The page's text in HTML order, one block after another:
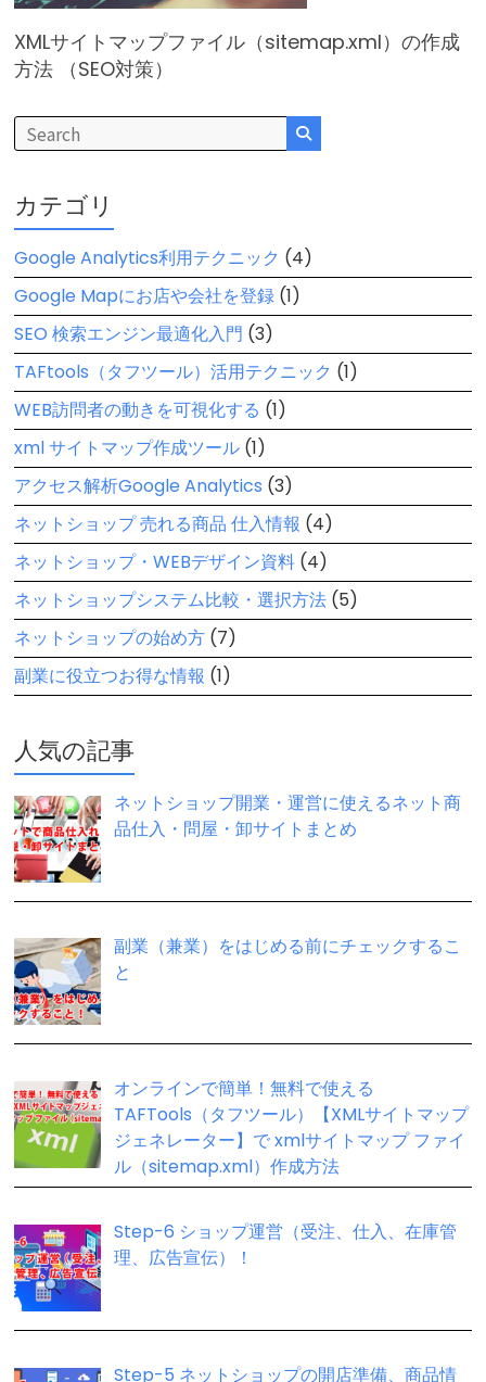
XMLサイトマップファイル（sitemap.xml）の作成
方法 （SEO対策）
カテゴリ
Google Analytics利用テクニック (4)
Google Mapにお店や会社を登録 (1)
SEO 検索エンジン最適化入門 (3)
TAFtools（タフツール）活用テクニック (1)
WEB訪問者の動きを可視化する (1)
xml サイトマップ作成ツール (1)
アクセス解析Google Analytics (3)
ネットショップ 売れる商品 仕入情報 (4)
ネットショップ・WEBデザイン資料 (4)
ネットショップシステム比較・選択方法 (5)
ネットショップの始め方 (7)
副業に役立つお得な情報 (1)
人気の記事
ネットショップ開業・運営に使えるネット商
品仕入・問屋・卸サイトまとめ
副業（兼業）をはじめる前にチェックするこ
と
オンラインで簡単！無料で使える
TAFTools（タフツール）【XMLサイトマップ
ジェネレーター】で xmlサイトマップ ファイ
ル（sitemap.xml）作成方法
Step-6 ショップ運営（受注、仕入、在庫管
理、広告宣伝）！
Step-5 ネットショップの開店準備、商品情